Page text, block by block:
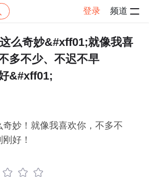
登录 频道
感慨 帖子详情
么奇妙&#xff01;就像我喜
多不少、不迟不早
&#xff01;
妙！就像我喜欢你，不多不
好！